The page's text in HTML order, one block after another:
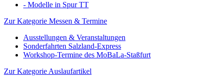
- Modelle in Spur TT
Zur Kategorie Messen & Termine
Ausstellungen & Veranstaltungen
Sonderfahrten Salzland-Express
Workshop-Termine des MoBaLa-Staßfurt
Zur Kategorie Auslaufartikel